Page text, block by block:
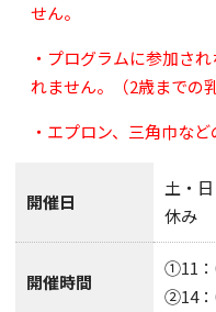
せん。
・プログラムに参加さ
れません。（2歳までの
・エプロン、三角巾など
開催日
土・
休み
開催時間
①11：
②14：